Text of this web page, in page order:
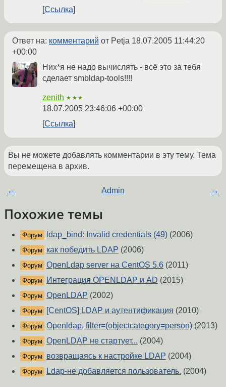
Ссылка
Ответ на: комментарий от Petja 18.07.2005 11:44:20
+00:00
Них*я не надо вычислять - всё это за тебя
сделает smbldap-tools!!!!
zenith ★★★
18.07.2005 23:46:06 +00:00
Ссылка
Вы не можете добавлять комментарии в эту тему. Тема
перемещена в архив.
← Admin →
Похожие темы
Форум ldap_bind: Invalid credentials (49) (2006)
Форум как победить LDAP (2006)
Форум OpenLdap server на CentOS 5.6 (2011)
Форум Интеграция OPENLDAP и AD (2015)
Форум OpenLDAP (2002)
Форум [CentOS] LDAP и аутентификация (2010)
Форум Openldap, filter=(objectcategory=person) (2013)
Форум OpenLDAP не стартует... (2004)
Форум возвращаясь к настройке LDAP (2004)
Форум Ldap-не добавляется пользователь. (2004)